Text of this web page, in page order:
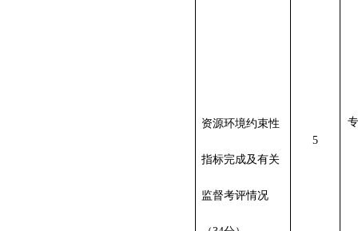
资源环境约束性
指标完成及有关
监督考评情况
5